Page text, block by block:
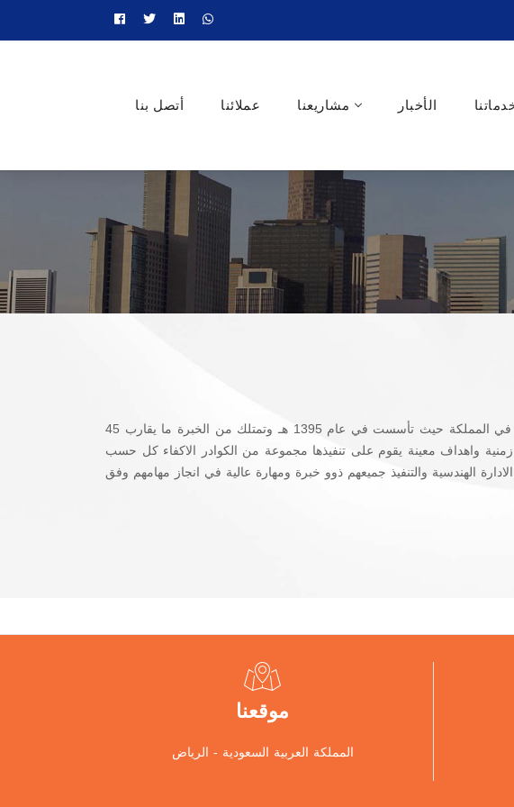
الأخبار مشاريعنا عملائنا أتصل بنا
شركة الابتهاج للمقاولات وانشاء المباني والطرق هي احدى الشركات الوطنية الرائدة في قطاع المقاولات العامة في المملكة حيث تأسست في عام 1395 هـ وتمتلك من الخبرة ما يقارب 45
واهداف معينة يقوم على تنفيذها مجموعة من الكوادر الاكفاء كل حسب
الهندسية والتنفيذ جميعهم ذوو خبرة ومهارة عالية في انجاز مهامهم وفق
موقعنا
المملكة العربية السعودية - الرياض